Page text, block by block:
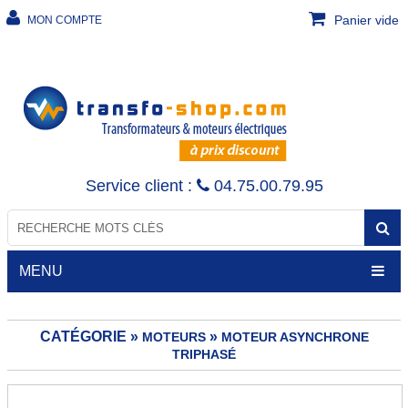
MON COMPTE
Service client : 04.75.00.79.95
MENU
CATÉGORIE » MOTEURS» MOTEUR ASYNCHRONE
TRIPHASÉ
Panier vide